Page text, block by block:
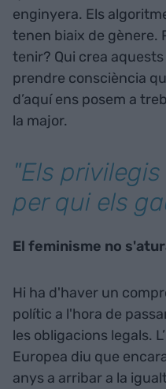
enginyera. Els
tenen biaix de gènere.
tenir? Qui crea
prendre consciència
d’aquí ens posem a
la major.
"Els
per qui els
El feminisme no
Hi ha d'haver un
polític a l'hora de
les obligacions legals.
Europea diu que
anys a arribar a la